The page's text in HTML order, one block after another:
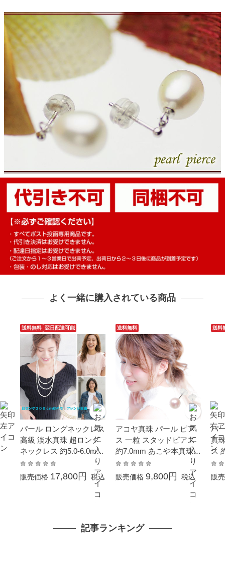
よく一緒に購入されている商品
送料無料 翌日配達可能
パール ロングネックレス
高級 淡水真珠 超ロング
ネックレス 約5.0-6.0mm
200cm シンチュウ 結婚
式 冠婚葬祭 本真珠 成人
式 卒業式 入学式 母の日
プレゼント カジュアル 6
販売価格 17,800円 税込
送料無料
アコヤ真珠 パール ピア
ス 一粒 スタッドピアス
約7.0mm あこや本真珠
ホワイトゴールド K14W
G 結婚式 葬儀 冠婚葬祭
成人式 卒業式 入学式 母
の日 プレゼント フォー
販売価格 9,800円 税込
送料
パ
真
ス
ー
結
販
記事ランキング